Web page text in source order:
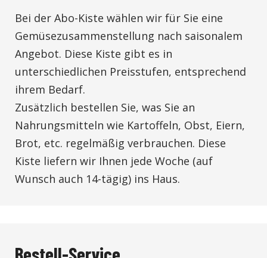
Bei der Abo-Kiste wählen wir für Sie eine
Gemüsezusammenstellung nach saisonalem
Angebot. Diese Kiste gibt es in
unterschiedlichen Preisstufen, entsprechend
ihrem Bedarf.
Zusätzlich bestellen Sie, was Sie an
Nahrungsmitteln wie Kartoffeln, Obst, Eiern,
Brot, etc. regelmäßig verbrauchen. Diese
Kiste liefern wir Ihnen jede Woche (auf
Wunsch auch 14-tägig) ins Haus.